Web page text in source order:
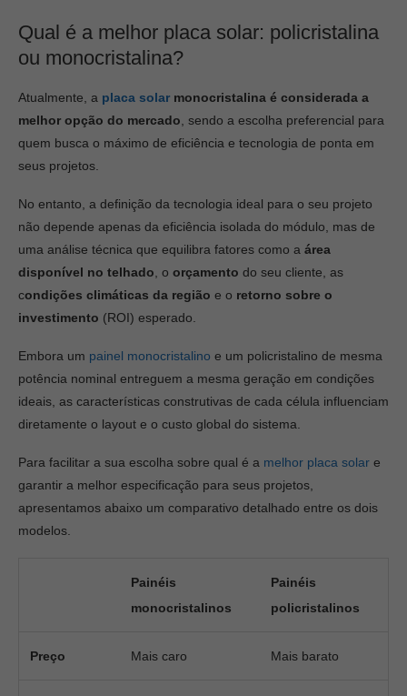
Qual é a melhor placa solar: policristalina
ou monocristalina?
Atualmente, a placa solar monocristalina é considerada a
melhor opção do mercado , sendo a escolha preferencial para
quem busca o máximo de eficiência e tecnologia de ponta em
seus projetos.
No entanto, a definição da tecnologia ideal para o seu projeto
não depende apenas da eficiência isolada do módulo, mas de
uma análise técnica que equilibra fatores como a área
disponível no telhado , o orçamento do seu cliente, as
condições climáticas da região e o retorno sobre o
investimento (ROI) esperado.
Embora um painel monocristalino e um policristalino de mesma
potência nominal entreguem a mesma geração em condições
ideais, as características construtivas de cada célula influenciam
diretamente o layout e o custo global do sistema.
Para facilitar a sua escolha sobre qual é a melhor placa solar e
garantir a melhor especificação para seus projetos,
apresentamos abaixo um comparativo detalhado entre os dois
modelos.
Painéis
monocristalinos
Painéis
policristalinos
Preço Mais caro Mais barato